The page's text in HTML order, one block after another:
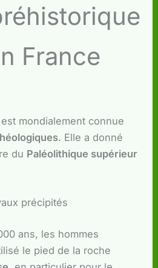
France
mondialement connue
. Elle a donné
du Paléolithique supérieur
précipités
ans, les hommes
le pied de la roche